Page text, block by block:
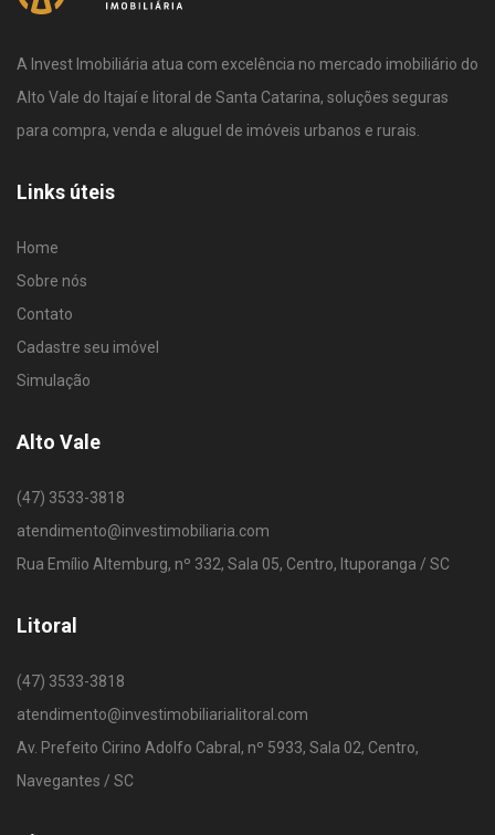
A Invest Imobiliária atua com excelência no mercado imobiliário do
Alto Vale do Itajaí e litoral de Santa Catarina, soluções seguras
para compra, venda e aluguel de imóveis urbanos e rurais.
Links úteis
Home
Sobre nós
Contato
Cadastre seu imóvel
Simulação
Alto Vale
(47) 3533-3818
atendimento@investimobiliaria.com
Rua Emílio Altemburg, nº 332, Sala 05, Centro, Ituporanga / SC
Litoral
(47) 3533-3818
atendimento@investimobiliarialitoral.com
Av. Prefeito Cirino Adolfo Cabral, nº 5933, Sala 02, Centro,
Navegantes / SC